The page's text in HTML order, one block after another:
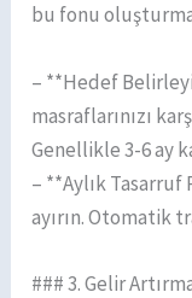
bu fonu
– **Hedef
masraflarınızı
Genellikle 3-6 ay
– **Aylık Tasarruf
ayırın. Otomatik
### 3. Gelir